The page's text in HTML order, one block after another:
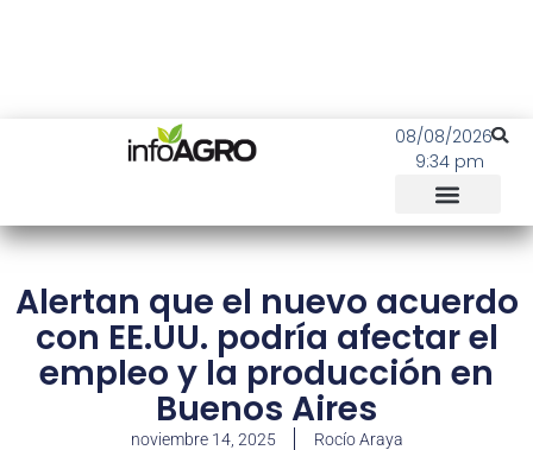
08/08/2026
9:34 pm
Alertan que el nuevo acuerdo
con EE.UU. podría afectar el
empleo y la producción en
Buenos Aires
noviembre 14, 2025 Rocío Araya